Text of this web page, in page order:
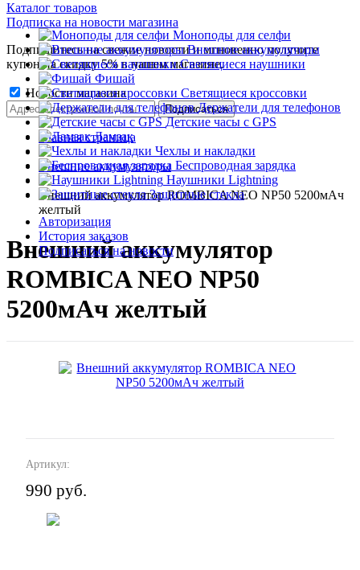
Каталог товаров
Моноподы для селфи
Внешние аккумуляторы
Светящиеся наушники
Фишай
Светящиеся кроссовки
Держатели для телефонов
Детские часы с GPS
Ламзак
Чехлы и накладки
Беспроводная зарядка
Наушники Lightning
Защитные стекла
Авторизация
История заказов
Подписаться на новости
Подписка на новости магазина
Подпишитесь на свежие новости и мгновенно получите
купон на скидку 5% в нашем магазине.
Новости магазина
Главная страница
•
Внешние аккумуляторы
•
Внешний аккумулятор ROMBICA NEO NP50 5200мАч
желтый
Внешний аккумулятор
ROMBICA NEO NP50
5200мАч желтый
Артикул:
990 руб.